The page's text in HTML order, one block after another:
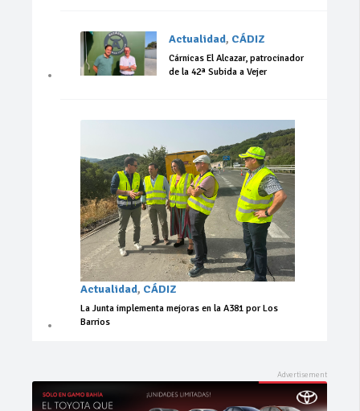
Actualidad, CÁDIZ
Cárnicas El Alcazar, patrocinador
de la 42ª Subida a Vejer
Actualidad, CÁDIZ
La Junta implementa mejoras en la A381 por Los
Barrios